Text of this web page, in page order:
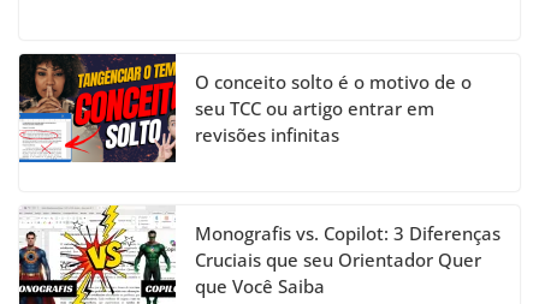
O conceito solto é o motivo de o
seu TCC ou artigo entrar em
revisões infinitas
Monografis vs. Copilot: 3 Diferenças
Cruciais que seu Orientador Quer
que Você Saiba